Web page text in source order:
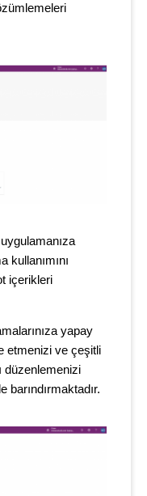
içerikleri
yapay
etmenizi ve çeşitli
düzenlemenizi